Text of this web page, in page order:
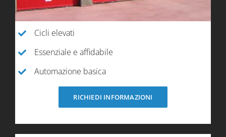
Cicli elevati
Essenziale e affidabile
Automazione basica
RICHIEDI INFORMAZIONI